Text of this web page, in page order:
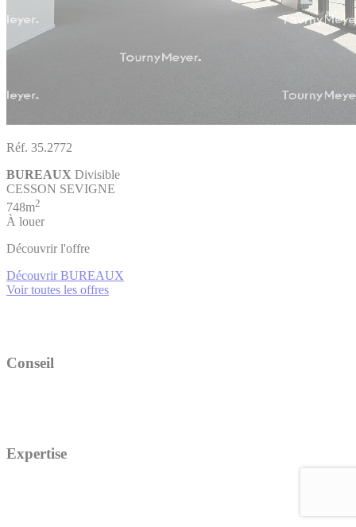
Réf. 35.2772
BUREAUX Divisible
CESSON SEVIGNE
748m2
À louer
Découvrir l'offre
Découvrir BUREAUX
Voir toutes les offres
Conseil
Expertise